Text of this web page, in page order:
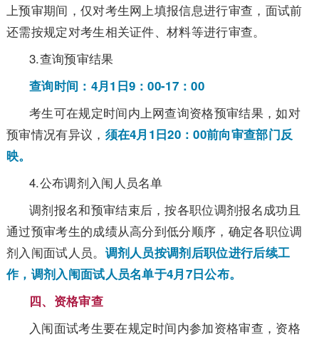
上预审期间，仅对考生网上填报信息进行审查，面试前
还需按规定对考生相关证件、材料等进行审查。
3.查询预审结果
查询时间：4月1日9：00-17：00
考生可在规定时间内上网查询资格预审结果，如对
预审情况有异议， 须在4月1日20：00前向审查部门反
映。
4.公布调剂入闱人员名单
调剂报名和预审结束后，按各职位调剂报名成功且
通过预审考生的成绩从高分到低分顺序，确定各职位调
剂入闱面试人员。 调剂人员按调剂后职位进行后续工
作，调剂入闱面试人员名单于4月7日公布。
四、资格审查
入闱面试考生要在规定时间内参加资格审查，资格